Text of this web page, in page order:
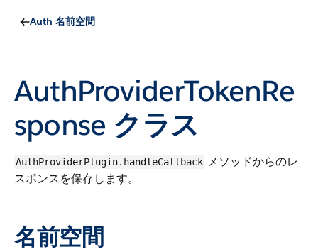
Auth 名前空間
AuthProviderTokenRe
sponse クラス
AuthProviderPlugin.handleCallback メソッドからのレ
スポンスを保存します。
名前空間